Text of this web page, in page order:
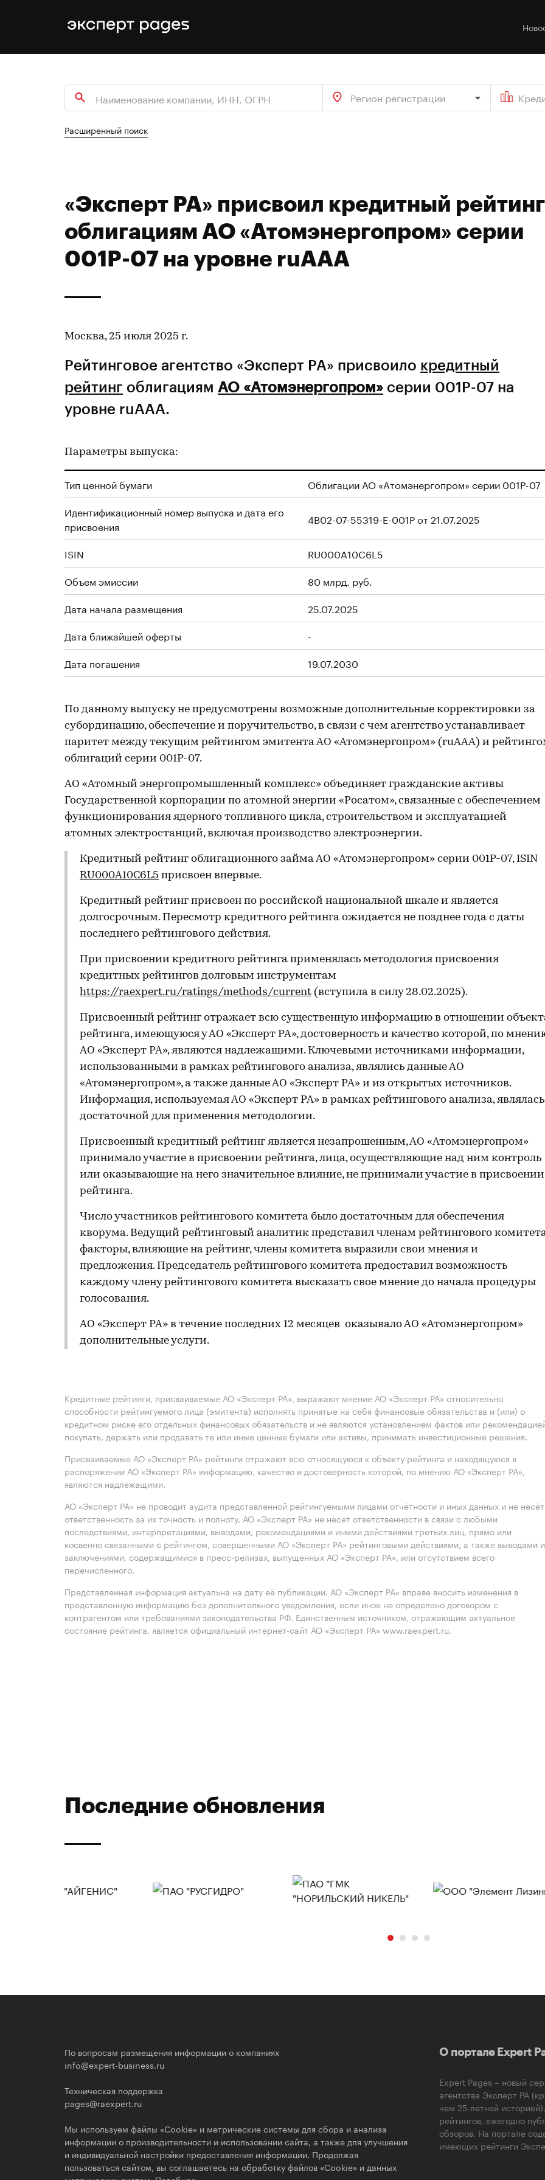
Регион регистрации
Расширенный поиск
«Эксперт РА» присвоил кредитный рейтинг
облигациям АО «Атомэнергопром» серии
001P-07 на уровне ruAAA
Москва, 25 июля 2025 г.
Рейтинговое агентство «Эксперт РА» присвоило кредитный
рейтинг облигациям АО «Атомэнергопром» серии 001P-07 на
уровне ruAAA.
Параметры выпуска:
Тип ценной бумаги Облигации АО «Атомэнергопром» серии 001P-07
Идентификационный номер выпуска и дата его
присвоения
4B02-07-55319-E-001P от 21.07.2025
ISIN
RU000A10C6L5
Объем эмиссии
80 млрд. руб.
Дата начала размещения
25.07.2025
Дата ближайшей оферты
-
Дата погашения
19.07.2030
По данному выпуску не предусмотрены возможные дополнительные корректировки за
субординацию, обеспечение и поручительство, в связи с чем агентство устанавливает
паритет между текущим рейтингом эмитента АО «Атомэнергопром» (ruAAA) и
облигаций серии 001P-07.
АО «Атомный энергопромышленный комплекс» объединяет гражданские активы
Государственной корпорации по атомной энергии «Росатом», связанные с обеспечением
функционирования ядерного топливного цикла, строительством и эксплуатацией
атомных электростанций, включая производство электроэнергии.
Кредитный рейтинг облигационного займа АО «Атомэнергопром» серии 001P-07, ISIN
RU000A10C6L5 присвоен впервые.
Кредитный рейтинг присвоен по российской национальной шкале и является
долгосрочным. Пересмотр кредитного рейтинга ожидается не позднее года с даты
последнего рейтингового действия.
При присвоении кредитного рейтинга применялась методология присвоения
кредитных рейтингов долговым инструментам
https://raexpert.ru/ratings/methods/current (вступила в силу 28.02.2025).
Присвоенный рейтинг отражает всю существенную информацию в отношении
рейтинга, имеющуюся у АО «Эксперт РА», достоверность и качество которой, по
АО «Эксперт РА», являются надлежащими. Ключевыми источниками информации,
использованными в рамках рейтингового анализа, являлись данные АО
«Атомэнергопром», а также данные АО «Эксперт РА» и из открытых источников.
Информация, используемая АО «Эксперт РА» в рамках рейтингового анализа, являлась
достаточной для применения методологии.
Присвоенный кредитный рейтинг является незапрошенным, АО «Атомэнергопром»
принимало участие в присвоении рейтинга, лица, осуществляющие над ним контроль
или оказывающие на него значительное влияние, не принимали участие в присвоении
рейтинга.
Число участников рейтингового комитета было достаточным для обеспечения
кворума. Ведущий рейтинговый аналитик представил членам рейтингового
факторы, влияющие на рейтинг, члены комитета выразили свои мнения и
предложения. Председатель рейтингового комитета предоставил возможность
каждому члену рейтингового комитета высказать свое мнение до начала процедуры
голосования.
АО «Эксперт РА» в течение последних 12 месяцев оказывало АО «Атомэнергопром»
дополнительные услуги.
Кредитные рейтинги, присваиваемые АО «Эксперт РА», выражают мнение АО «Эксперт РА» относительно
способности рейтингуемого лица (эмитента) исполнять принятые на себя финансовые обязательства и (или) о
кредитном риске его отдельных финансовых обязательств и не являются установлением фактов или
покупать, держать или продавать те или иные ценные бумаги или активы, принимать инвестиционные решения.
Присваиваемые АО «Эксперт РА» рейтинги отражают всю относящуюся к объекту рейтинга и находящуюся в
распоряжении АО «Эксперт РА» информацию, качество и достоверность которой, по мнению АО «Эксперт РА»,
являются надлежащими.
АО «Эксперт РА» не проводит аудита представленной рейтингуемыми лицами отчётности и иных данных и не несёт
ответственность за их точность и полноту. АО «Эксперт РА» не несет ответственности в связи с любыми
последствиями, интерпретациями, выводами, рекомендациями и иными действиями третьих лиц, прямо или
косвенно связанными с рейтингом, совершенными АО «Эксперт РА» рейтинговыми действиями, а также выводами и
заключениями, содержащимися в пресс-релизах, выпущенных АО «Эксперт РА», или отсутствием всего
перечисленного.
Представленная информация актуальна на дату её публикации. АО «Эксперт РА» вправе вносить изменения в
представленную информацию без дополнительного уведомления, если иное не определено договором с
контрагентом или требованиями законодательства РФ. Единственным источником, отражающим актуальное
состояние рейтинга, является официальный интернет-сайт АО «Эксперт РА» www.raexpert.ru.
Последние обновления
По вопросам размещения информации о компаниях
info@expert-business.ru
Техническая поддержка
pages@raexpert.ru
Мы используем файлы «Cookie» и метрические системы для сбора и анализа
информации о производительности и использовании сайта, а также для улучшения
и индивидуальной настройки предоставления информации. Продолжая
пользоваться сайтом, вы соглашаетесь на обработку файлов «Cookie» и данных
О портале Expert
Expert Pages – новый
агентства Эксперт РА
чем 25-летней
рейтингов, ежегодно
обзоров. На портале
имеющих рейтинги